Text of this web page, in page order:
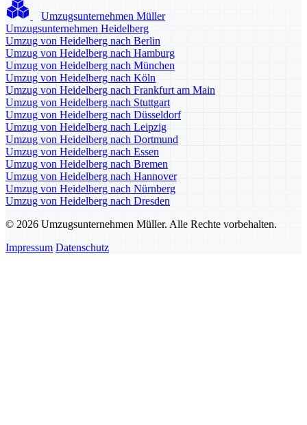
Umzugsunternehmen Müller
Umzugsunternehmen Heidelberg
Umzug von Heidelberg nach Berlin
Umzug von Heidelberg nach Hamburg
Umzug von Heidelberg nach München
Umzug von Heidelberg nach Köln
Umzug von Heidelberg nach Frankfurt am Main
Umzug von Heidelberg nach Stuttgart
Umzug von Heidelberg nach Düsseldorf
Umzug von Heidelberg nach Leipzig
Umzug von Heidelberg nach Dortmund
Umzug von Heidelberg nach Essen
Umzug von Heidelberg nach Bremen
Umzug von Heidelberg nach Hannover
Umzug von Heidelberg nach Nürnberg
Umzug von Heidelberg nach Dresden
© 2026 Umzugsunternehmen Müller. Alle Rechte vorbehalten.
Impressum Datenschutz